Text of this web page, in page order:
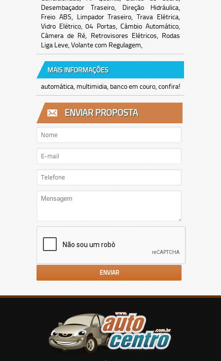
Desembaçador Traseiro, Direção Hidráulica,
Freio ABS, Limpador Traseiro, Trava Elétrica,
Vidro Elétrico, 04 Portas, Câmbio Automático,
Câmera de Ré, Retrovisores Elétricos, Rodas
Liga Leve, Volante com Regulagem,
MAIS INFORMAÇÕES
automática, multimidia, banco em couro, confira!
ENVIAR PROPOSTA